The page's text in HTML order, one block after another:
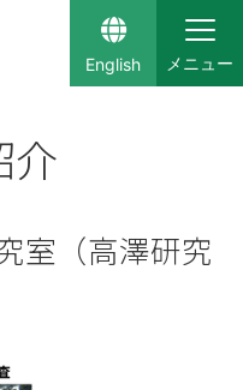
English
介
室（高澤研究